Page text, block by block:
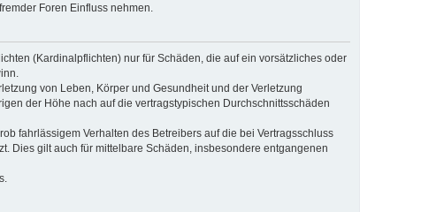
Foren Einfluss nehmen.
(Kardinalpflichten) nur für Schäden, die auf ein vorsätzliches oder
von Leben, Körper und Gesundheit und der Verletzung
der Höhe nach auf die vertragstypischen Durchschnittsschäden
fahrlässigem Verhalten des Betreibers auf die bei Vertragsschluss
Dies gilt auch für mittelbare Schäden, insbesondere entgangenen